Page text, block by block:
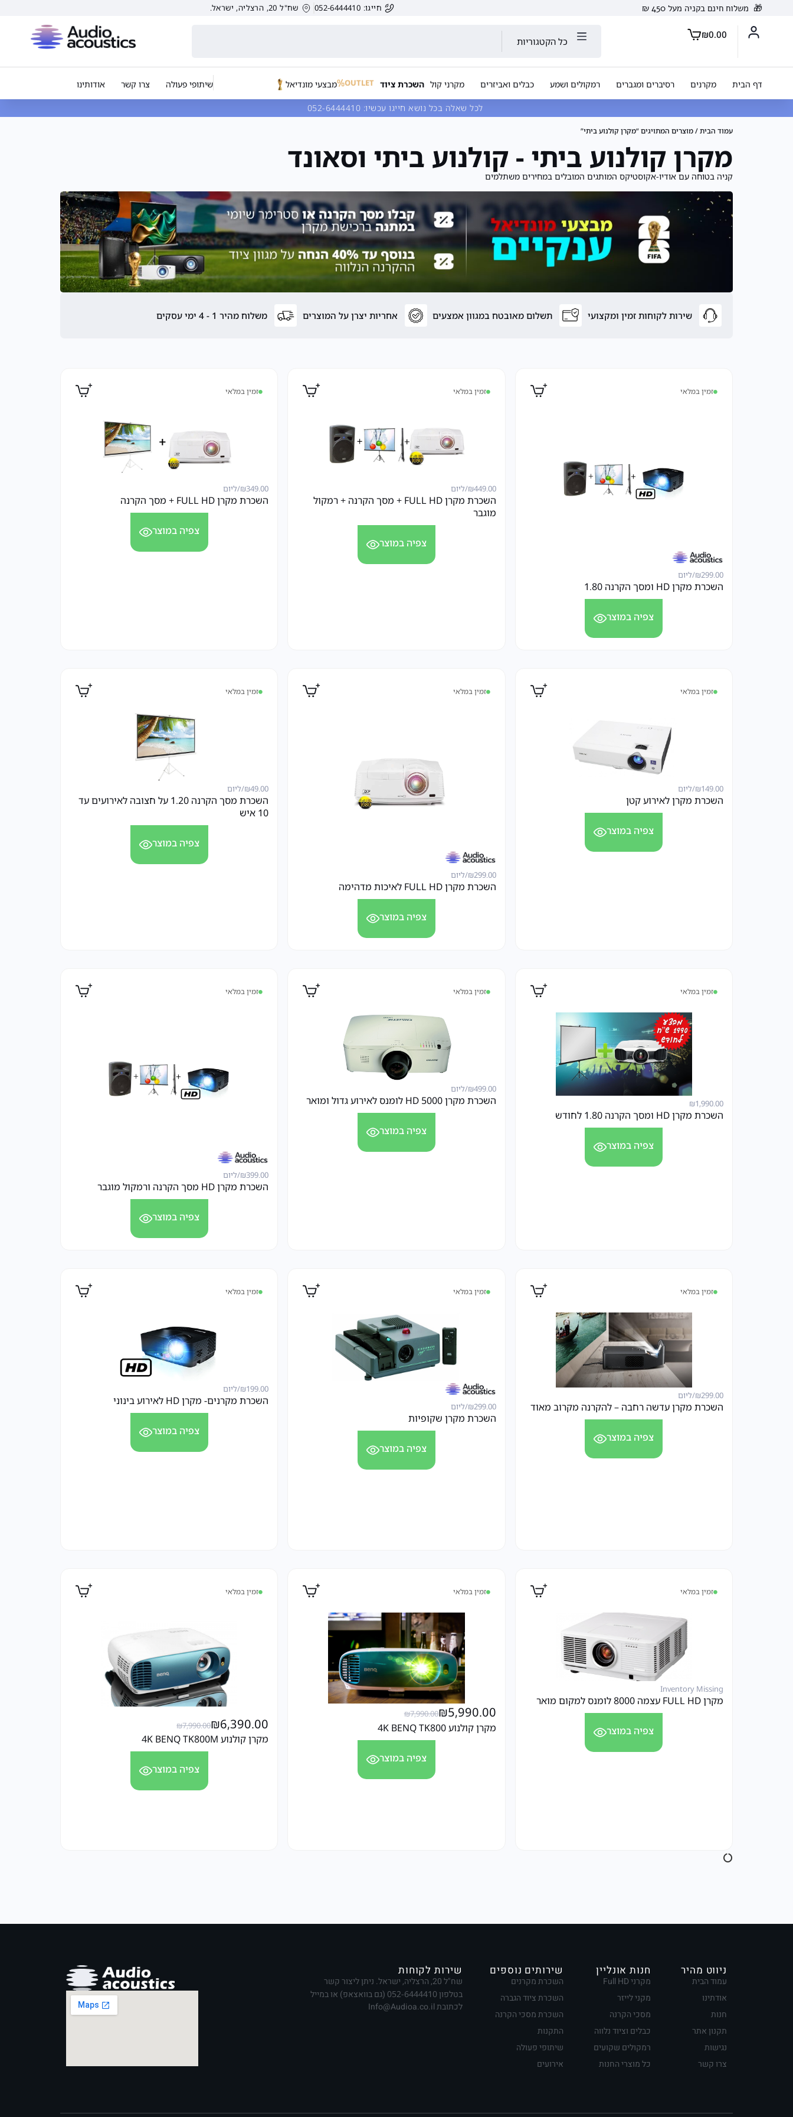
🎁 משלוח חינם בקניה מעל 450 ₪ חייגו: 052-6444410 שח"ל 20, הרצליה, ישראל.
₪0.00
כל הקטגוריות
דף הבית מקרנים רסיברים ומגברים רמקולים ושמע כבלים ואביזרים מקרני קול השכרת ציוד OUTLET מבצעי מונדיאל שיתופי פעולה צרו קשר אודותינו
לכל שאלה בכל נושא חייגו עכשיו:
עמוד הבית/ מוצרים המתויגים “מקרן קולנוע ביתי”
מקרן קולנוע ביתי - קולנוע ביתי וסאונד
קניה בטוחה עם אודיו-אקוסטיקס המותגים המובלים במחירים משתלמים
שירות לקוחות זמין ומקצועי תשלום מאובטח במגוון אמצעים אחריות יצרן על המוצרים משלוח מהיר 1 - 4 ימי עסקים
זמין במלאי
₪299.00 /ליום
השכרת מקרן HD ומסך הקרנה 1.80
צפיה במוצר
זמין במלאי
₪449.00 /ליום
השכרת מקרן FULL HD + מסך הקרנה + רמקול
מוגבר
צפיה במוצר
זמין במלאי
₪349.00 /ליום
השכרת מקרן FULL HD + מסך הקרנה
צפיה במוצר
זמין במלאי
₪149.00 /ליום
השכרת מקרן לאירוע קטן
צפיה במוצר
זמין במלאי
₪299.00 /ליום
השכרת מקרן FULL HD לאיכות מדהימה
צפיה במוצר
זמין במלאי
₪49.00 /ליום
השכרת מסך הקרנה 1.20 על חצובה לאירועים עד
10 איש
צפיה במוצר
זמין במלאי
₪1,990.00
השכרת מקרן HD ומסך הקרנה 1.80 לחודש
צפיה במוצר
זמין במלאי
₪499.00 /ליום
השכרת מקרן HD 5000 לומנס לאירוע גדול ומואר
צפיה במוצר
זמין במלאי
₪399.00 /ליום
השכרת מקרן HD מסך הקרנה ורמקול מוגבר
צפיה במוצר
זמין במלאי
₪299.00 /ליום
השכרת מקרן עדשה רחבה – להקרנה מקרוב מאוד
צפיה במוצר
זמין במלאי
₪299.00 /ליום
השכרת מקרן שקופיות
צפיה במוצר
זמין במלאי
₪199.00 /ליום
השכרת מקרנים- מקרן HD לאירוע בינוני
צפיה במוצר
זמין במלאי
Inventory Missing
מקרן FULL HD עצמה 8000 לומנס למקום מואר
צפיה במוצר
זמין במלאי
₪7,990.00₪5,990.00
מקרן קולנוע 4K BENQ TK800
צפיה במוצר
זמין במלאי
₪7,990.00₪6,390.00
מקרן קולנוע 4K BENQ TK800M
צפיה במוצר
ניווט מהיר
עמוד הבית
אודתינו
חנות
תקנון אתר
נגישות
צרו קשר
חנות אונליין
מקרני Full HD
מקני לייזר
מסכי הקרנה
כבלים וציוד נלווה
רמקולים שקועים
כל מוצרי החנות
שירותים נוספים
השכרת מקרנים
השכרת ציוד הגברה
השכרת מסכי הקרנה
התקנות
שיתופי פעולה
אירועים
שירות לקוחות
שח"ל 20, הרצליה, ישראל. ניתן ליצור קשר
בטלפון 052-6444410 (גם בוואצאפ) או במייל
לכתובת Info@Audioa.co.il